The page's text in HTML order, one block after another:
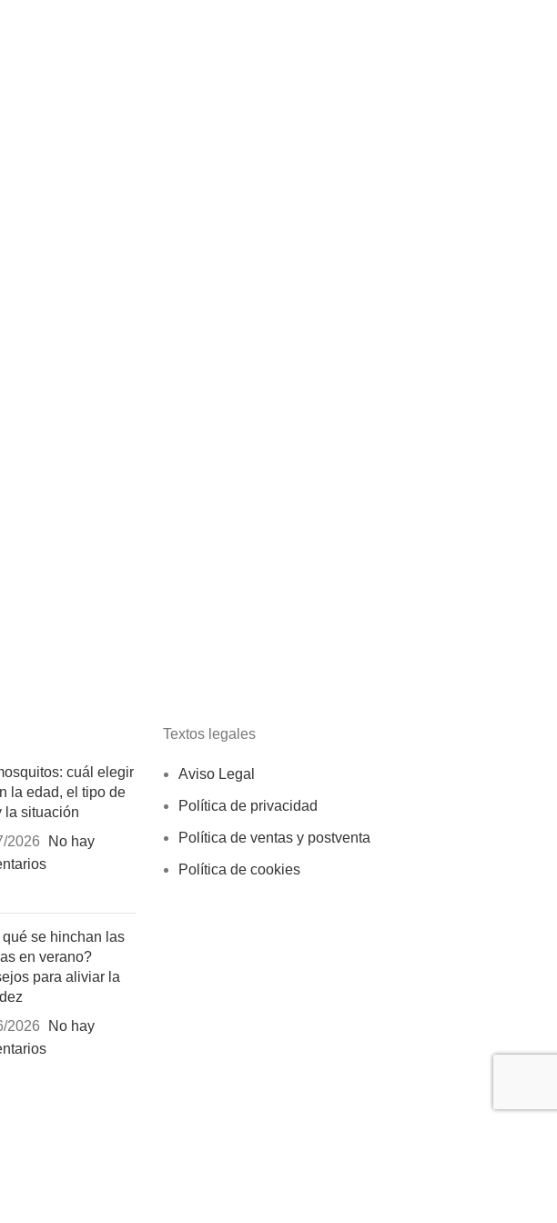
cuál elegir
la edad, el tipo de
la situación
2026
No hay
se hinchan las
en verano?
para aliviar la
2026
No hay
Textos legales
Aviso Legal
Política de privacidad
Política de ventas y postventa
Política de cookies